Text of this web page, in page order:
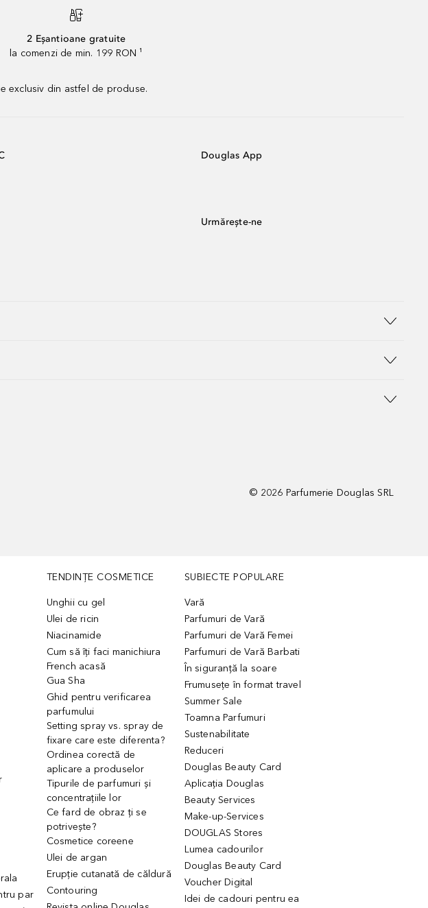
2 Eșantioane gratuite
la comenzi de min. 199 RON ¹
exclusiv din astfel de produse.
Douglas App
Urmărește-ne
© 2026 Parfumerie Douglas SRL
par
TENDINȚE COSMETICE
Unghii cu gel
Ulei de ricin
Niacinamide
Cum să îți faci manichiura
French acasă
Gua Sha
Ghid pentru verificarea
parfumului
Setting spray vs. spray de
fixare care este diferenta?
Ordinea corectă de
aplicare a produselor
Tipurile de parfumuri și
concentrațiile lor
Ce fard de obraz ți se
potrivește?
Cosmetice coreene
Ulei de argan
Erupție cutanată de căldură
Contouring
SUBIECTE POPULARE
Vară
Parfumuri de Vară
Parfumuri de Vară Femei
Parfumuri de Vară Barbati
În siguranță la soare
Frumusețe în format travel
Summer Sale
Toamna Parfumuri
Sustenabilitate
Reduceri
Douglas Beauty Card
Aplicația Douglas
Beauty Services
Make-up-Services
DOUGLAS Stores
Lumea cadourilor
Douglas Beauty Card
Voucher Digital
Idei de cadouri pentru ea